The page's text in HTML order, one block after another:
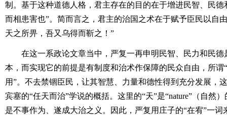
制。基于这种道德人格，君主存在的目的在于增进民智、民
而相患害也”。简而言之，君主的治国之术在于赋予臣民以自
天之所畀，吾又乌得而靳之！”
在这一系政论文章当中，严复一再申明民智、民力和民
本，而实现它的前提是有制度和治术作保障的民众自由，所谓
用”。不去禁锢臣民，让其智慧、力量和德性得到充分发展，
宾塞的“任天而治”学说的概括。这里的“天”是“nature”（自然
是不事作为、遂成大治之义。因此，严复用庄子的“在宥”一